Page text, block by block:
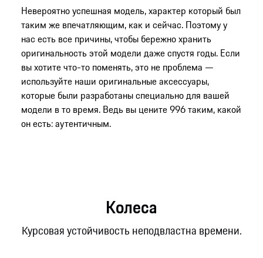
Невероятно успешная модель, характер который был
таким же впечатляющим, как и сейчас. Поэтому у
нас есть все причины, чтобы бережно хранить
оригинальность этой модели даже спустя годы. Если
вы хотите что-то поменять, это не проблема —
используйте наши оригинальные аксессуары,
которые были разработаны специально для вашей
модели в то время. Ведь вы цените 996 таким, какой
он есть: аутентичным.
Колеса
Курсовая устойчивость неподвластна времени.